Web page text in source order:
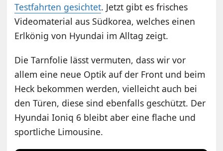
Testfahrten gesichtet. Jetzt gibt es frisches
Videomaterial aus Südkorea, welches einen
Erlkönig von Hyundai im Alltag zeigt.
Die Tarnfolie lässt vermuten, dass wir vor
allem eine neue Optik auf der Front und beim
Heck bekommen werden, vielleicht auch bei
den Türen, diese sind ebenfalls geschützt. Der
Hyundai Ioniq 6 bleibt aber eine flache und
sportliche Limousine.